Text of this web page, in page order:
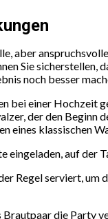
aber
Sie sicherstellen,
noch besser
bei einer
der den
eines klassischen
eingeladen, auf der
Regel serviert,
die Party